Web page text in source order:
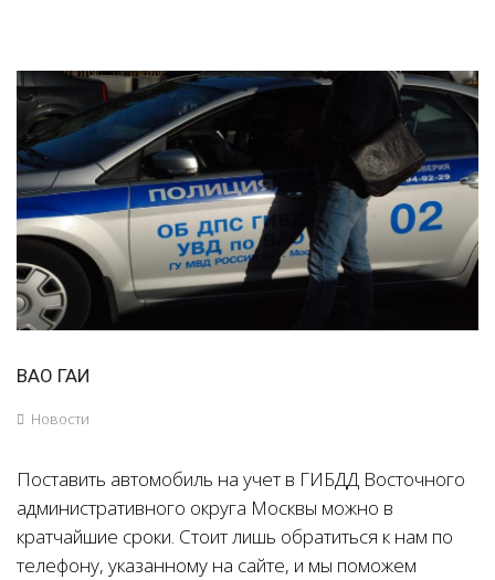
ВАО ГАИ
Новости
Поставить автомобиль на учет в ГИБДД Восточного
административного округа Москвы можно в
кратчайшие сроки. Стоит лишь обратиться к нам по
телефону, указанному на сайте, и мы поможем